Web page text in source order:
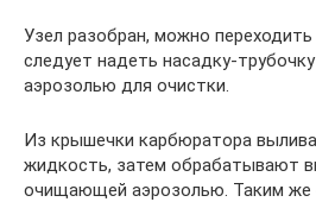
Узел разобран, можно
следует надеть насадку-
аэрозолью для очистки.
Из крышечки карбюратора
жидкость, затем обрабатывают
очищающей аэрозолью. Таким же